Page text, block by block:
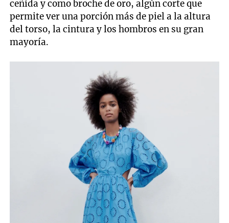
ceñida y como broche de oro, algún corte que
permite ver una porción más de piel a la altura
del torso, la cintura y los hombros en su gran
mayoría.